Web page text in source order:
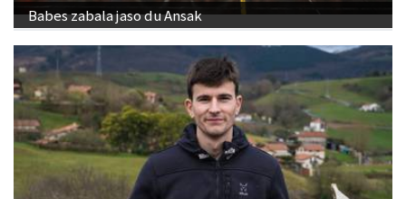
Babes zabala jaso du Ansak